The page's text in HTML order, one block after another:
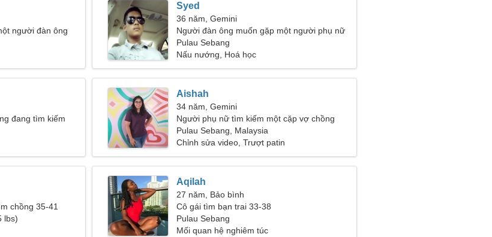
người đàn ông
Syed
36 năm, Gemini
Người đàn ông muốn gặp một người phụ nữ
24-32
Pulau Sebang
Nấu nướng, Hoá học
đang tìm kiếm
Aishah
34 năm, Gemini
Người phụ nữ tìm kiếm một cặp vợ chồng
Pulau Sebang, Malaysia
Chỉnh sửa video, Trượt patin
chồng 35-41
lbs)
Aqilah
27 năm, Bảo bình
Cô gái tìm bạn trai 33-38
Pulau Sebang
Mối quan hệ nghiêm túc